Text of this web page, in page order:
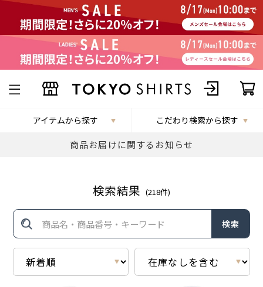
アイテムから探す こだわり検索から探す
商品お届けに関するお知らせ
検索結果 (218件)
検索